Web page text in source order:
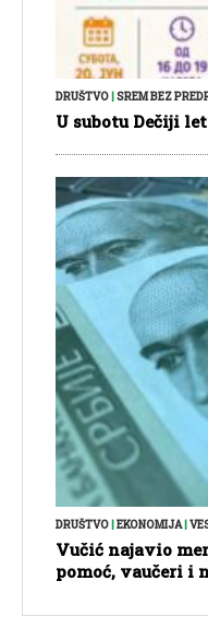
DRUŠTVO SREM BEZ
U subotu Dečiji
DRUŠTVO|EKONOMIJA|
Vučić najavio
pomoć, vaučeri i